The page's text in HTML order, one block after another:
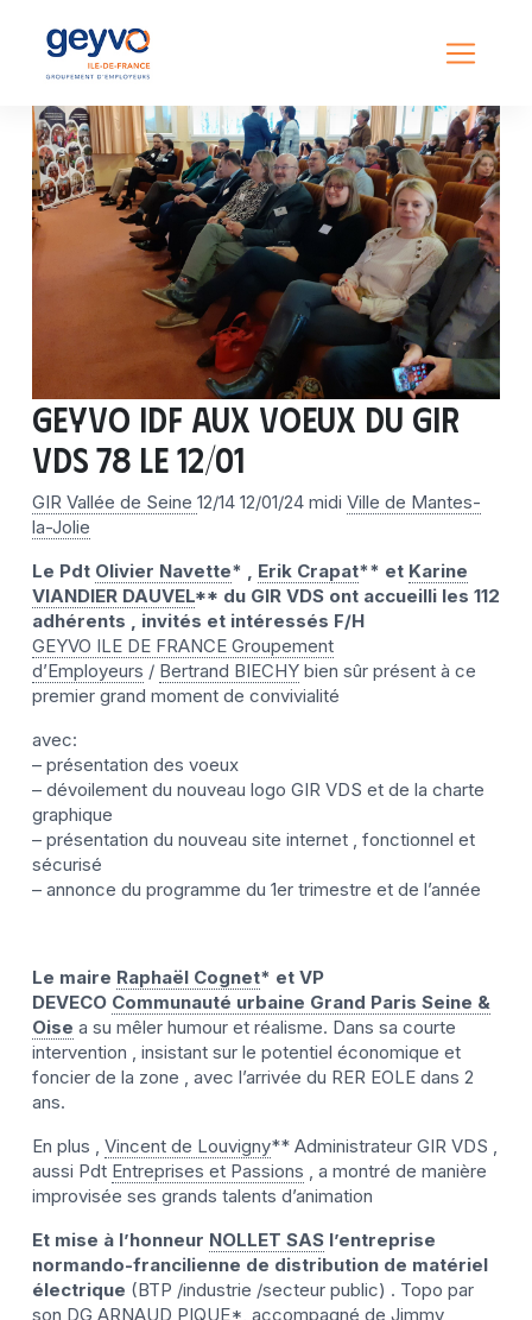
GEYVO IDF aux voeux du GIR
VDS 78 le 12/01
GIR Vallée de Seine 12/14 12/01/24 midi Ville de Mantes-
la-Jolie
Le Pdt Olivier Navette* , Erik Crapat** et Karine
VIANDIER DAUVEL** du GIR VDS ont accueilli les 112
adhérents , invités et intéressés F/H
GEYVO ILE DE FRANCE Groupement
d’Employeurs / Bertrand BIECHY bien sûr présent à ce
premier grand moment de convivialité
avec:
– présentation des voeux
– dévoilement du nouveau logo GIR VDS et de la charte
graphique
– présentation du nouveau site internet , fonctionnel et
sécurisé
– annonce du programme du 1er trimestre et de l’année
Le maire Raphaël Cognet* et VP
DEVECO Communauté urbaine Grand Paris Seine &
Oise a su mêler humour et réalisme. Dans sa courte
intervention , insistant sur le potentiel économique et
foncier de la zone , avec l’arrivée du RER EOLE dans 2
ans.
En plus , Vincent de Louvigny** Administrateur GIR VDS ,
aussi Pdt Entreprises et Passions , a montré de manière
improvisée ses grands talents d’animation
Et mise à l’honneur NOLLET SAS l’entreprise
normando-francilienne de distribution de matériel
électrique (BTP /industrie /secteur public) . Topo par
son DG ARNAUD PIQUE*, accompagné de Jimmy